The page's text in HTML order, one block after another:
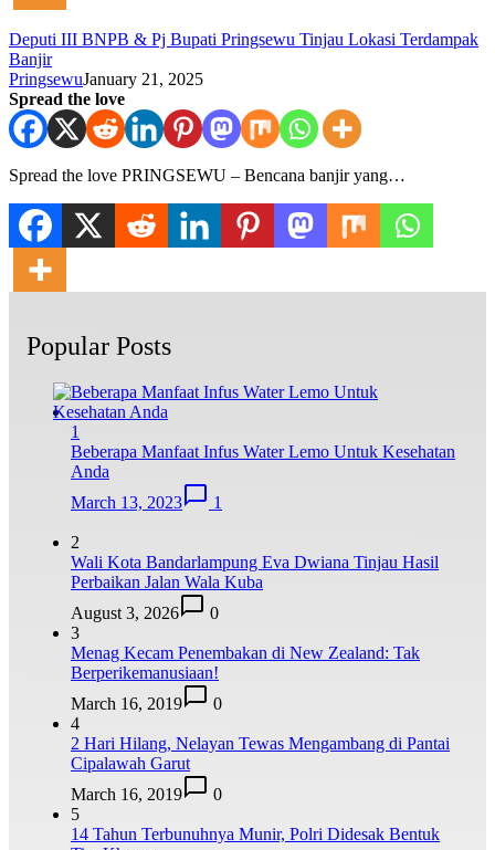
Deputi III BNPB & Pj Bupati Pringsewu Tinjau Lokasi Terdampak
Banjir
PringsewuJanuary 21, 2025
Spread the love
Spread the love PRINGSEWU – Bencana banjir yang…
Popular Posts
1
Beberapa Manfaat Infus Water Lemo Untuk Kesehatan
Anda
March 13, 2023
1
2
Wali Kota Bandarlampung Eva Dwiana Tinjau Hasil
Perbaikan Jalan Wala Kuba
August 3, 2026
0
3
Menag Kecam Penembakan di New Zealand: Tak
Berperikemanusiaan!
March 16, 2019
0
4
2 Hari Hilang, Nelayan Tewas Mengambang di Pantai
Cipalawah Garut
March 16, 2019
0
5
14 Tahun Terbunuhnya Munir, Polri Didesak Bentuk